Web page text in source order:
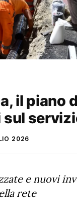
il piano
2026
e nuovi
rete